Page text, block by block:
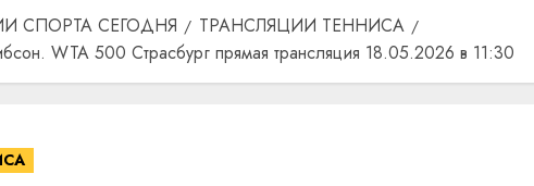
СПОРТА СЕГОДНЯ
ТРАНСЛЯЦИИ ТЕННИСА
WTA 500 Страсбург прямая трансляция 18.05.2026 в 11:30